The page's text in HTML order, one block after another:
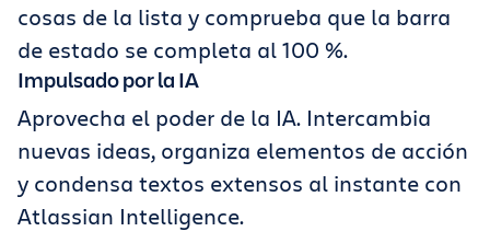
cosas de la lista y comprueba que la barra
de estado se completa al 100 %.
Impulsado por la IA
Aprovecha el poder de la IA. Intercambia
nuevas ideas, organiza elementos de acción
y condensa textos extensos al instante con
Atlassian Intelligence.